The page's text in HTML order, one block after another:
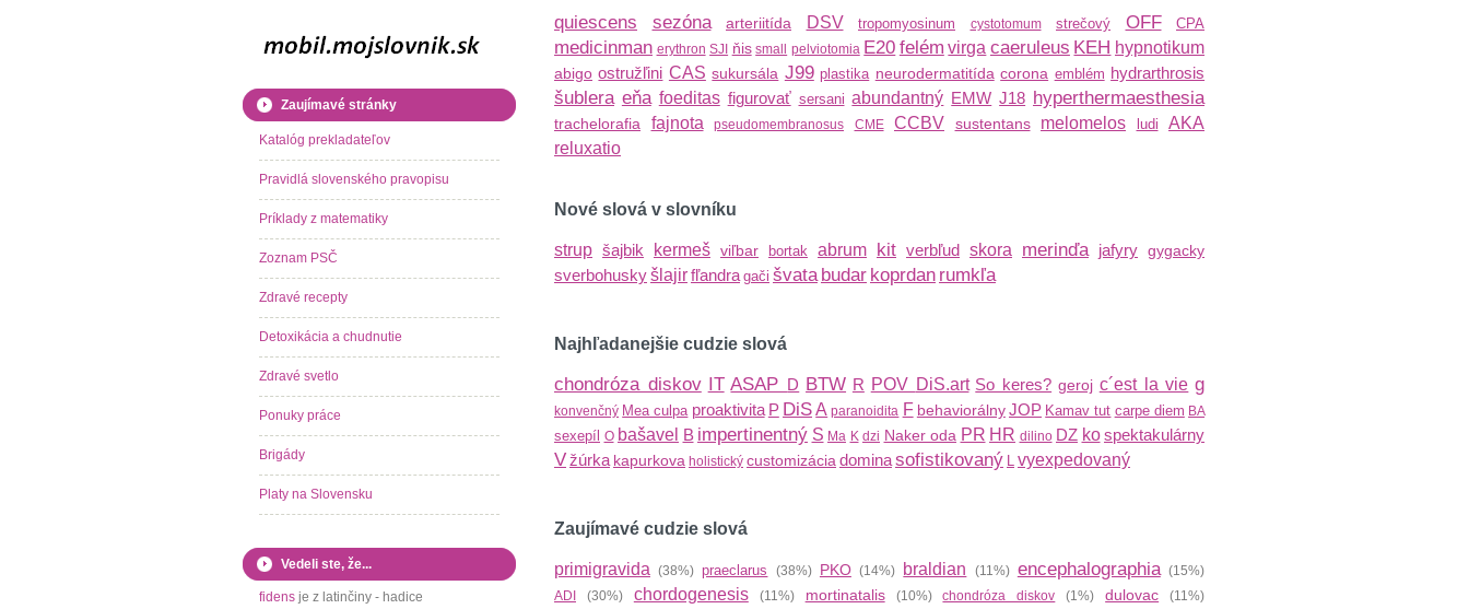
quiescens sezóna arteriitída DSV tropomyosinum cystotomum strečový OFF CPA
medicinman erythron SJI ňis small pelviotomia E20 felém virga caeruleus KEH hypnotikum
abigo ostružľini CAS sukursála J99 plastika neurodermatitída corona emblém hydrarthrosis
šublera eňa foeditas figurovať sersani abundantný EMW J18 hyperthermaesthesia
trachelorafia fajnota pseudomembranosus CME CCBV sustentans melomelos ludi
AKA
reluxatio
Nové slová v slovníku
strup šajbik kermeš viľbar bortak abrum kit verbľud skora merinďa jafyry gygacky
sverbohuskyšlajirfľandra gači švata budar koprdan rumkľa
Najhľadanejšie cudzie slová
chondróza diskov IT ASAP D BTW R POV DiS.art So keres? geroj c´est la vie g
konvenčný Mea culpa proaktivita P DiSA paranoidita F behaviorálny JOP Kamav tut carpe diem BA
sexepíl O bašavel B impertinentný S Ma K dzi Naker oda PR HR dilino DZ ko spektakulárny
Vžúrka kapurkova holistický customizácia dominasofistikovaný L vyexpedovaný
Zaujímavé cudzie slová
primigravida (38%)praeclarus (38%) PKO(14%) braldian (11%) encephalographia(15%)
ADI
(30%) chordogenesis(11%) mortinatalis(10%)chondróza diskov (1%)dulovac (11%)
Zaujímavé stránky
Katalóg prekladateľov
Pravidlá slovenského pravopisu
Príklady z matematiky
Zoznam PSČ
Zdravé recepty
Detoxikácia a chudnutie
Zdravé svetlo
Ponuky práce
Brigády
Platy na Slovensku
Vedeli ste, že...
fidens je z latinčiny - hadice